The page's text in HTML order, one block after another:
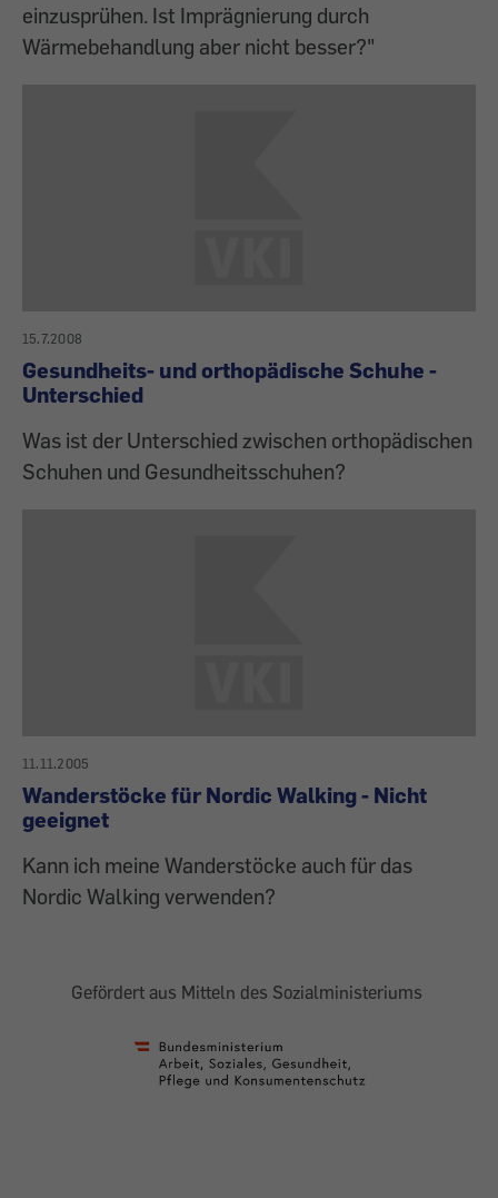
einzusprühen. Ist Imprägnierung durch
Wärmebehandlung aber nicht besser?"
15.7.2008
Gesundheits- und orthopädische Schuhe -
Unterschied
Was ist der Unterschied zwischen orthopädischen
Schuhen und Gesundheitsschuhen?
11.11.2005
Wanderstöcke für Nordic Walking - Nicht
geeignet
Kann ich meine Wanderstöcke auch für das
Nordic Walking verwenden?
Gefördert aus Mitteln des Sozialministeriums